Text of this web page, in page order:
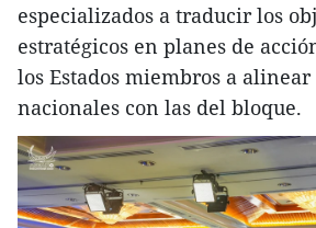
especializados a traducir los
estratégicos en planes de
los Estados miembros a
nacionales con las del bloque.